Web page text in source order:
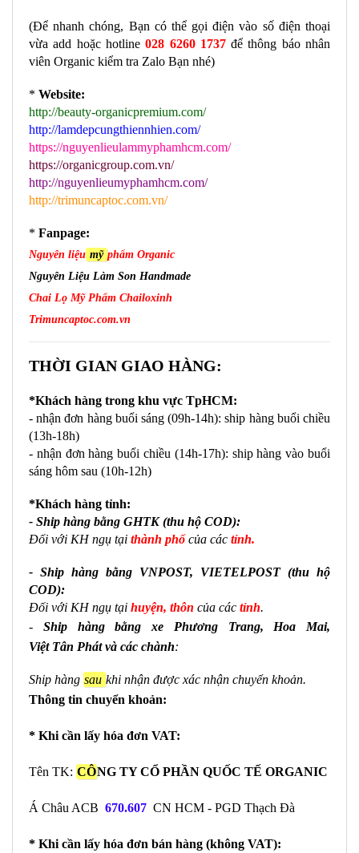
(Để nhanh chóng, Bạn có thể gọi điện vào số điện thoại
vừa add hoặc hotline 028 6260 1737 để thông báo nhân
viên Organic kiểm tra Zalo Bạn nhé)
* Website:
http://beauty-organicpremium.com/
http://lamdepcungthiennhien.com/
https://nguyenlieulammyphamhcm.com/
https://organicgroup.com.vn/
http://nguyenlieumyphamhcm.com/
http://trimuncaptoc.com.vn/
* Fanpage:
Nguyên liệu mỹ phẩm Organic
Nguyên Liệu Làm Son Handmade
Chai Lọ Mỹ Phẩm Chailoxinh
Trimuncaptoc.com.vn
THỜI GIAN GIAO HÀNG:
*Khách hàng trong khu vực TpHCM:
- nhận đơn hàng buổi sáng (09h-14h): ship hàng buổi chiều
(13h-18h)
- nhận đơn hàng buổi chiều (14h-17h): ship hàng vào buổi
sáng hôm sau (10h-12h)
*Khách hàng tỉnh:
- Ship hàng bằng GHTK (thu hộ COD):
Đối với KH ngụ tại thành phốcủa các tỉnh.
- Ship hàng bằng VNPOST, VIETELPOST (thu hộ
COD):
Đối với KH ngụ tại huyện, thôn của các tỉnh.
- Ship hàng bằng xe Phương Trang, Hoa Mai,
Việt Tân Phát và các chành:
Ship hàng sau khi nhận được xác nhận chuyển khoản.
Thông tin chuyển khoản:
* Khi cần lấy hóa đơn VAT:
Tên TK: CÔNG TY CỔ PHẦN QUỐC TẾ ORGANIC
Á Châu ACB 670.607 CN HCM - PGD Thạch Đà
* Khi cần lấy hóa đơn bán hàng (không VAT):